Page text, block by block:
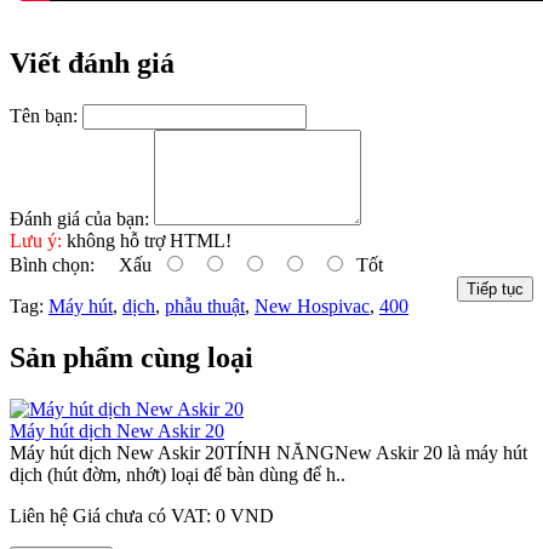
Viết đánh giá
Tên bạn:
Đánh giá của bạn:
Lưu ý: không hỗ trợ HTML!
Bình chọn: Xấu Tốt
Tiếp tục
Tag: Máy hút, dịch, phẫu thuật, New Hospivac, 400
Sản phẩm cùng loại
Máy hút dịch New Askir 20
Máy hút dịch New Askir 20TÍNH NĂNGNew Askir 20 là máy hút
dịch (hút đờm, nhớt) loại để bàn dùng để h..
Liên hệ Giá chưa có VAT: 0 VND